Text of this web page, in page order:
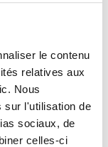
le contenu
relatives aux
Nous
sur l'utilisation de
sociaux, de
celles-ci
without
but
society.